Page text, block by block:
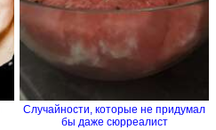
Случайности, которые не придумал
бы даже сюрреалист